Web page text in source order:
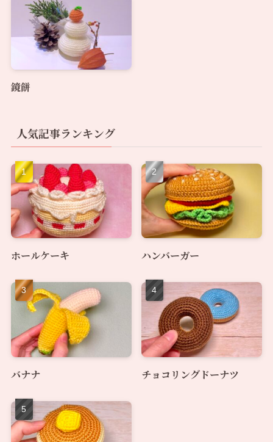
鏡餅
人気記事ランキング
ホールケーキ ハンバーガー
バナナ チョコリングドーナツ